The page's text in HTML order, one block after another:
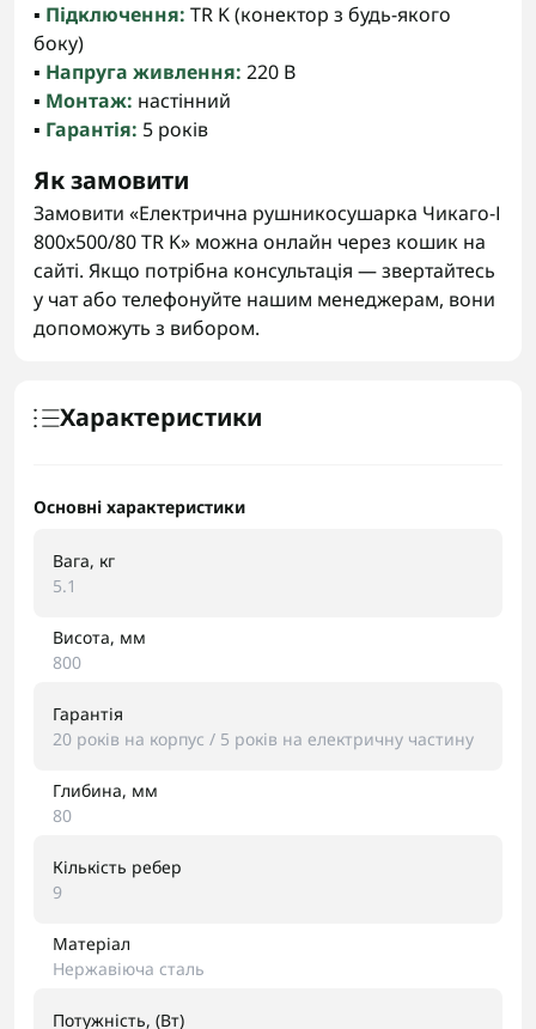
▪️ Підключення: TR K (конектор з будь-якого
боку)
▪️ Напруга живлення: 220 В
▪️ Монтаж: настінний
▪️ Гарантія: 5 років
Як замовити
Замовити «Електрична рушникосушарка Чикаго-І
800х500/80 TR K» можна онлайн через кошик на
сайті. Якщо потрібна консультація — звертайтесь
у чат або телефонуйте нашим менеджерам, вони
допоможуть з вибором.
Характеристики
Основні характеристики
Вага, кг
5.1
Висота, мм
800
Гарантія
20 років на корпус / 5 років на електричну частину
Глибина, мм
80
Кількість ребер
9
Матеріал
Нержавіюча сталь
Потужність, (Вт)